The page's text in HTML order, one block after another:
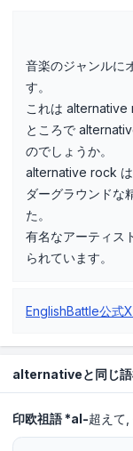
音楽のジャンルに
す。
これは alternative
ところで
のでしょうか。
alternative rock は
ダーグラウンドな
た。
有名なアーティス
られています。
EnglishBattle公式X
alternativeと同じ語
印欧祖語*al-超えて